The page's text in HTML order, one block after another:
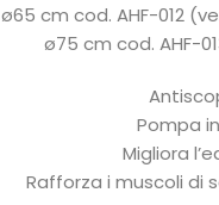
ø65 cm cod. AHF-012
ø75 cm cod. AHF-
Pompa
Migliora
Rafforza i muscoli di